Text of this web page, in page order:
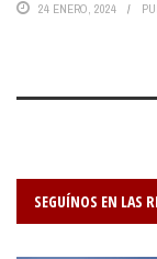
24 ENERO, 2024
SEGUÍNOS EN LAS